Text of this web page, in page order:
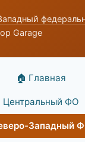
Garage
🏠 Главная
Центральный ФО
Западный